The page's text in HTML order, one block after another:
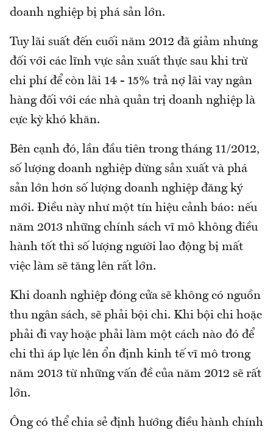
doanh nghiệp bị phá sản lớn.
Tuy lãi suất đến cuối năm 2012 đã giảm nhưng
đối với các lĩnh vực sản xuất thực sau khi trừ
chi phí để còn lãi 14 - 15% trả nợ lãi vay ngân
hàng đối với các nhà quản trị doanh nghiệp là
cực kỳ khó khăn.
Bên cạnh đó, lần đầu tiên trong tháng 11/2012,
số lượng doanh nghiệp dừng sản xuất và phá
sản lớn hơn số lượng doanh nghiệp đăng ký
mới. Điều này như một tín hiệu cảnh báo: nếu
năm 2013 những chính sách vĩ mô không điều
hành tốt thì số lượng người lao động bị mất
việc làm sẽ tăng lên rất lớn.
Khi doanh nghiệp đóng cửa sẽ không có nguồn
thu ngân sách, sẽ phải bội chi. Khi bội chi hoặc
phải đi vay hoặc phải làm một cách nào đó để
chi thì áp lực lên ổn định kinh tế vĩ mô trong
năm 2013 từ những vấn đề của năm 2012 sẽ rất
lớn.
Ông có thể chia sẻ định hướng điều hành chính